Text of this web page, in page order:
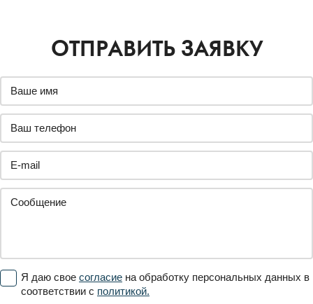
ОТПРАВИТЬ ЗАЯВКУ
Я даю свое согласие на обработку персональных данных в
соответствии с политикой.